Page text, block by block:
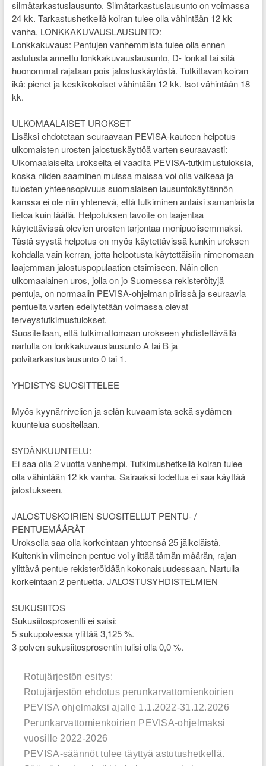
silmätarkastuslausunto. Silmätarkastuslausunto on voimassa
24 kk. Tarkastushetkellä koiran tulee olla vähintään 12 kk
vanha. LONKKAKUVAUSLAUSUNTO:
Lonkkakuvaus: Pentujen vanhemmista tulee olla ennen
astutusta annettu lonkkakuvauslausunto, D- lonkat tai sitä
huonommat rajataan pois jalostuskäytöstä. Tutkittavan koiran
ikä: pienet ja keskikokoiset vähintään 12 kk. Isot vähintään 18
kk.
ULKOMAALAISET UROKSET
Lisäksi ehdotetaan seuraavaan PEVISA-kauteen helpotus
ulkomaisten urosten jalostuskäyttöä varten seuraavasti:
Ulkomaalaiselta urokselta ei vaadita PEVISA-tutkimustuloksia,
koska niiden saaminen muissa maissa voi olla vaikeaa ja
tulosten yhteensopivuus suomalaisen lausuntokäytännön
kanssa ei ole niin yhtenevä, että tutkiminen antaisi samanlaista
tietoa kuin täällä. Helpotuksen tavoite on laajentaa
käytettävissä olevien urosten tarjontaa monipuolisemmaksi.
Tästä syystä helpotus on myös käytettävissä kunkin uroksen
kohdalla vain kerran, jotta helpotusta käytettäisiin nimenomaan
laajemman jalostuspopulaation etsimiseen. Näin ollen
ulkomaalainen uros, jolla on jo Suomessa rekisteröityjä
pentuja, on normaalin PEVISA-ohjelman piirissä ja seuraavia
pentueita varten edellytetään voimassa olevat
terveystutkimustulokset.
Suositellaan, että tutkimattomaan urokseen yhdistettävällä
nartulla on lonkkakuvauslausunto A tai B ja
polvitarkastuslausunto 0 tai 1.
YHDISTYS SUOSITTELEE
Myös kyynärnivelien ja selän kuvaamista sekä sydämen
kuuntelua suositellaan.
SYDÄNKUUNTELU:
Ei saa olla 2 vuotta vanhempi. Tutkimushetkellä koiran tulee
olla vähintään 12 kk vanha. Sairaaksi todettua ei saa käyttää
jalostukseen.
JALOSTUSKOIRIEN SUOSITELLUT PENTU- /
PENTUEMÄÄRÄT
Uroksella saa olla korkeintaan yhteensä 25 jälkeläistä.
Kuitenkin viimeinen pentue voi ylittää tämän määrän, rajan
ylittävä pentue rekisteröidään kokonaisuudessaan. Nartulla
korkeintaan 2 pentuetta. JALOSTUSYHDISTELMIEN
SUKUSIITOS
Sukusiitosprosentti ei saisi:
5 sukupolvessa ylittää 3,125 %.
3 polven sukusiitosprosentin tulisi olla 0,0 %.
Rotujärjestön esitys:
Rotujärjestön ehdotus perunkarvattomienkoirien
PEVISA ohjelmaksi ajalle 1.1.2022-31.12.2026
Perunkarvattomienkoirien PEVISA-ohjelmaksi
vuosille 2022-2026
PEVISA-säännöt tulee täyttyä astutushetkellä.